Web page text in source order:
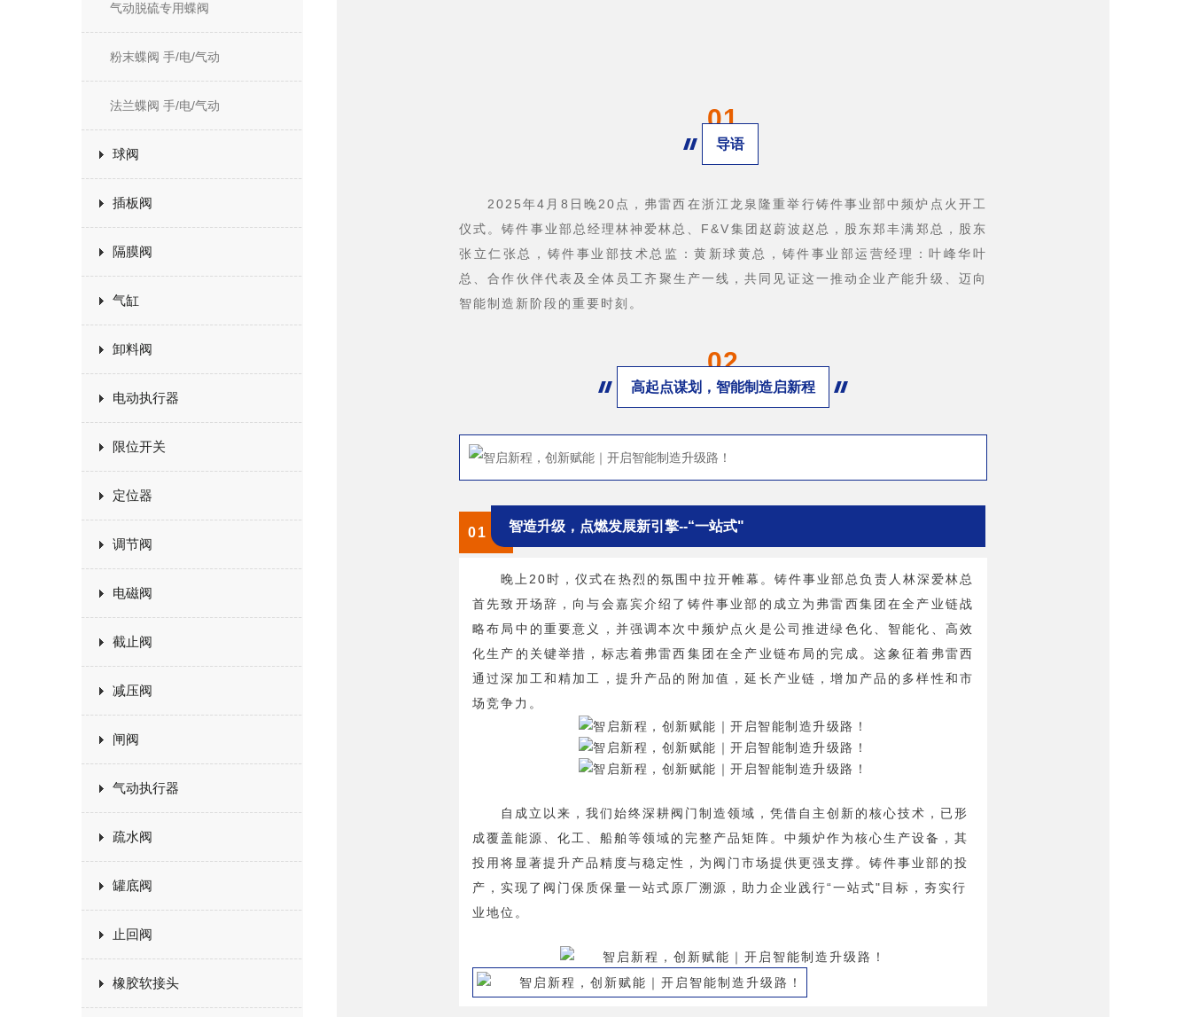
气动脱硫专用蝶阀
粉末蝶阀 手/电/气动
法兰蝶阀 手/电/气动
球阀
插板阀
隔膜阀
气缸
卸料阀
电动执行器
限位开关
定位器
调节阀
电磁阀
截止阀
减压阀
闸阀
气动执行器
疏水阀
罐底阀
止回阀
橡胶软接头
01
导语
2025年4月8日晚20点，弗雷西在浙江龙泉隆重举行铸件事业部中频炉点火开工
仪式。铸件事业部总经理林神爱林总、F&V集团赵蔚波赵总，股东郑丰满郑总，股东
张立仁张总，铸件事业部技术总监：黄新球黄总，铸件事业部运营经理：叶峰华叶
总、合作伙伴代表及全体员工齐聚生产一线，共同见证这一推动企业产能升级、迈向
智能制造新阶段的重要时刻。
02
高起点谋划，智能制造启新程
01 智造升级，点燃发展新引擎--“一站式"
晚上20时，仪式在热烈的氛围中拉开帷幕。铸件事业部总负责人林深爱林总
首先致开场辞，向与会嘉宾介绍了铸件事业部的成立为弗雷西集团在全产业链战
略布局中的重要意义，并强调本次中频炉点火是公司推进绿色化、智能化、高效
化生产的关键举措，标志着弗雷西集团在全产业链布局的完成。这象征着弗雷西
通过深加工和精加工，提升产品的附加值，延长产业链，增加产品的多样性和市
场竞争力。
自成立以来，我们始终深耕阀门制造领域，凭借自主创新的核心技术，已形
成覆盖能源、化工、船舶等领域的完整产品矩阵。中频炉作为核心生产设备，其
投用将显著提升产品精度与稳定性，为阀门市场提供更强支撑。铸件事业部的投
产，实现了阀门保质保量一站式原厂溯源，助力企业践行“一站式"目标，夯实行
业地位。